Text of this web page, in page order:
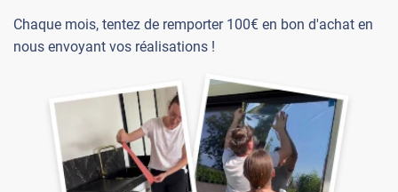
Chaque mois, tentez de remporter 100€ en bon d'achat en
nous envoyant vos réalisations !